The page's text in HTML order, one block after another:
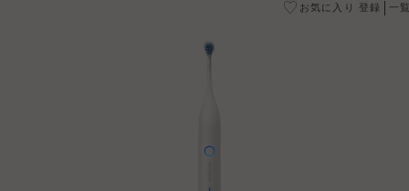
お気に入り 登録 一